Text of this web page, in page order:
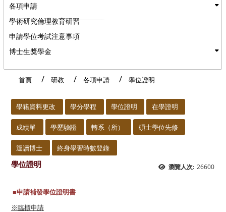
各項申請
學術研究倫理教育研習
申請學位考試注意事項
博士生獎學金
首頁 研教 各項申請 學位證明
學籍資料更改 學分學程 學位證明 在學證明
成績單 學歷驗證 轉系（所） 碩士學位先修
逕讀博士 終身學習時數登錄
瀏覽人次: 26600
學位證明
■申請補發學位證明書
※臨櫃申請